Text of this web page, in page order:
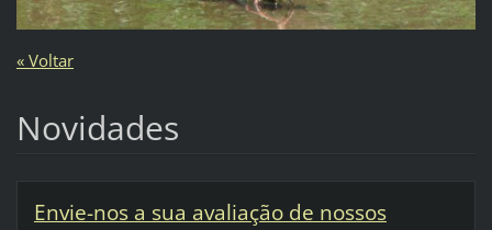
« Voltar
Novidades
Envie-nos a sua avaliação de nossos